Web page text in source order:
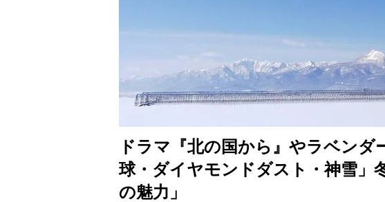
ドラマ『北の国から』やラベン
球・ダイヤモンドダスト・神雪」
の魅力」